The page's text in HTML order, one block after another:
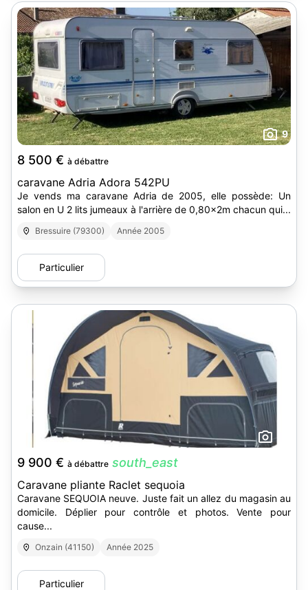
9
8 500 € à débattre
caravane Adria Adora 542PU
Je vends ma caravane Adria de 2005, elle possède: Un
salon en U 2 lits jumeaux à l'arrière de 0,80x2m chacun qui...
Bressuire (79300) Année 2005
Particulier
9 900 € à débattre south_east
Caravane pliante Raclet sequoia
Caravane SEQUOIA neuve. Juste fait un allez du magasin au
domicile. Déplier pour contrôle et photos. Vente pour
cause...
Onzain (41150) Année 2025
Particulier